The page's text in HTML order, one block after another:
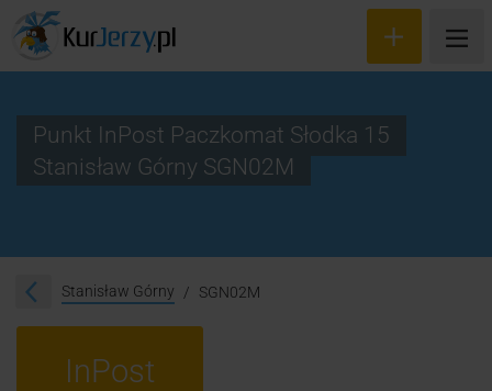
Śledzenie przesyłki
Punkt InPost Paczkomat Słodka 15
Stanisław Górny SGN02M
Stanisław Górny SGN02M
InPost